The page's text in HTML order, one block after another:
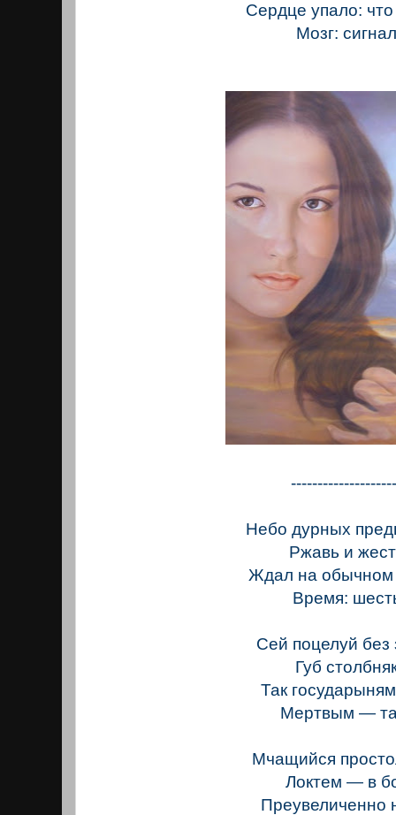
Сердце упало:
Мозг:
Небо дурных
Ржавь и
Ждал на обычном
Время:
Сей поцелуй без
Губ
Так
Мертвым —
Мчащийся
Локтем — в
Преувеличенно